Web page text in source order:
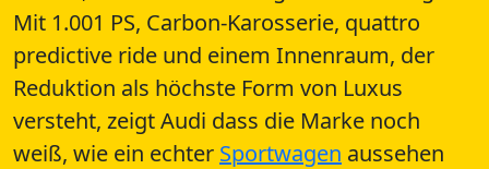
Mit 1.001 PS, Carbon-Karosserie, quattro
predictive ride und einem Innenraum, der
Reduktion als höchste Form von Luxus
versteht, zeigt Audi dass die Marke noch
weiß, wie ein echter Sportwagen aussehen